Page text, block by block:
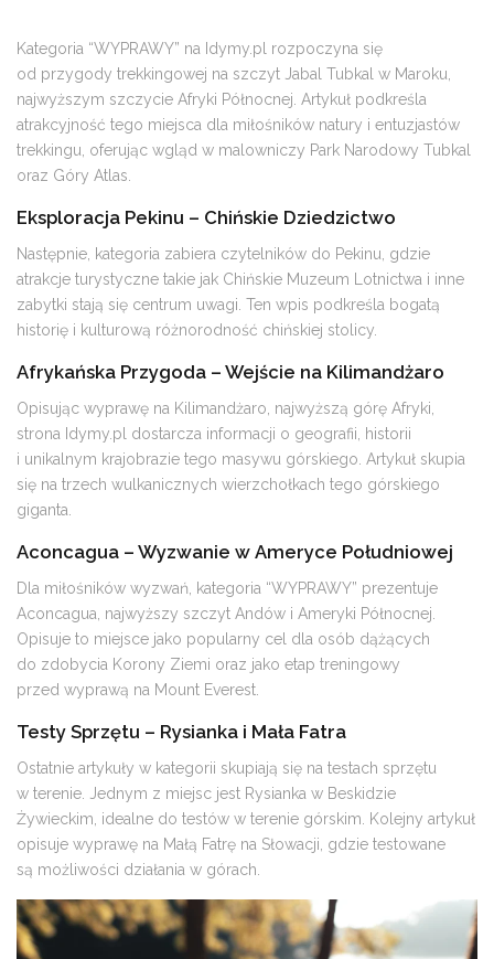
Kategoria “WYPRAWY” na Idymy.pl rozpoczyna się
od przygody trekkingowej na szczyt Jabal Tubkal w Maroku,
najwyższym szczycie Afryki Północnej. Artykuł podkreśla
atrakcyjność tego miejsca dla miłośników natury i entuzjastów
trekkingu, oferując wgląd w malowniczy Park Narodowy Tubkal
oraz Góry Atlas​​.
Eksploracja Pekinu – Chińskie Dziedzictwo
Następnie, kategoria zabiera czytelników do Pekinu, gdzie
atrakcje turystyczne takie jak Chińskie Muzeum Lotnictwa i inne
zabytki stają się centrum uwagi. Ten wpis podkreśla bogatą
historię i kulturową różnorodność chińskiej stolicy​​.
Afrykańska Przygoda – Wejście na Kilimandżaro
Opisując wyprawę na Kilimandżaro, najwyższą górę Afryki,
strona Idymy.pl dostarcza informacji o geografii, historii
i unikalnym krajobrazie tego masywu górskiego. Artykuł skupia
się na trzech wulkanicznych wierzchołkach tego górskiego
giganta​​.
Aconcagua – Wyzwanie w Ameryce Południowej
Dla miłośników wyzwań, kategoria “WYPRAWY” prezentuje
Aconcagua, najwyższy szczyt Andów i Ameryki Północnej.
Opisuje to miejsce jako popularny cel dla osób dążących
do zdobycia Korony Ziemi oraz jako etap treningowy
przed wyprawą na Mount Everest​​.
Testy Sprzętu – Rysianka i Mała Fatra
Ostatnie artykuły w kategorii skupiają się na testach sprzętu
w terenie. Jednym z miejsc jest Rysianka w Beskidzie
Żywieckim, idealne do testów w terenie górskim. Kolejny artykuł
opisuje wyprawę na Małą Fatrę na Słowacji, gdzie testowane
są możliwości działania w górach​​.